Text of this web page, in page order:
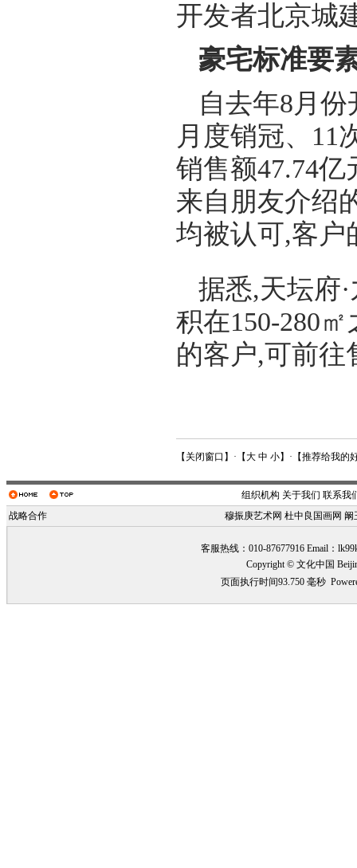
开发者北京城
豪宅标准要
自去年8月
月度销冠、11
销售额47.74
来自朋友介绍
均被认可,客户
据悉,天坛府
积在150-280
的客户,可前往
【 关闭窗口 】·【大 中 小】·【推荐给我的
组织机构 关于我们 联系我
战略合作
穆振庚艺术网 杜中良国画网 阚
客服热线：010-87677916 Email：
Copyright © 文化中国
页面执行时间93.750 毫秒